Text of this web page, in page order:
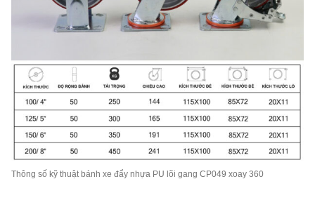
Thông số kỹ thuật bánh xe đẩy nhựa PU lõi gang CP049 xoay 360